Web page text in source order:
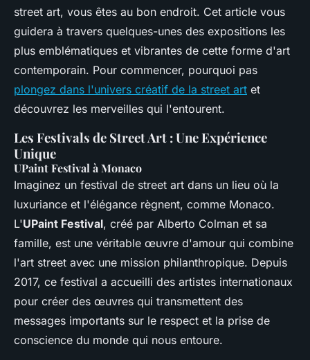
street art, vous êtes au bon endroit. Cet article vous
guidera à travers quelques-unes des expositions les
plus emblématiques et vibrantes de cette forme d'art
contemporain. Pour commencer, pourquoi pas
plongez dans l'univers créatif de la street art et
découvrez les merveilles qui l'entourent.
Les Festivals de Street Art : Une Expérience
Unique
UPaint Festival à Monaco
Imaginez un festival de street art dans un lieu où la
luxuriance et l'élégance règnent, comme Monaco.
L'UPaint Festival, créé par Alberto Colman et sa
famille, est une véritable œuvre d'amour qui combine
l'art street avec une mission philanthropique. Depuis
2017, ce festival a accueilli des artistes internationaux
pour créer des œuvres qui transmettent des
messages importants sur le respect et la prise de
conscience du monde qui nous entoure.